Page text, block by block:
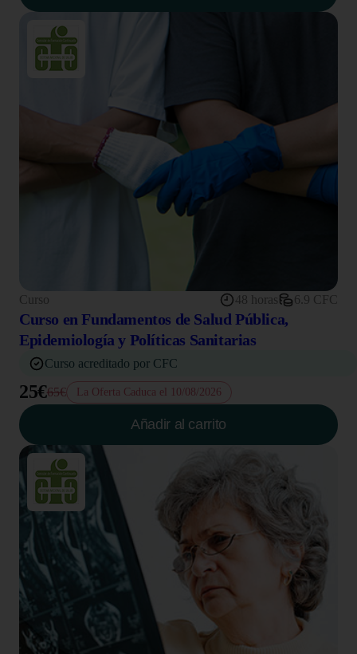
Curso 48 horas 6.9 CFC
Curso en Fundamentos de Salud Pública,
Epidemiología y Políticas Sanitarias
Curso acreditado por CFC
25€65€ La Oferta Caduca el 10/08/2026
Añadir al carrito